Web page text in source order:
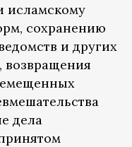
исламскому
сохранению
и других
возвращения
дела